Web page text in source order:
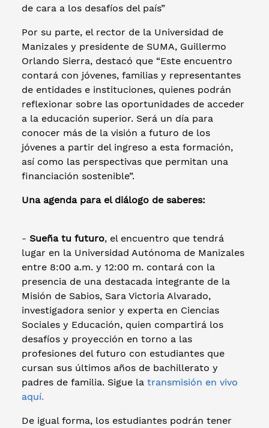
de cara a los desafíos del país”
Por su parte, el rector de la Universidad de
Manizales y presidente de SUMA, Guillermo
Orlando Sierra, destacó que “Este encuentro
contará con jóvenes, familias y representantes
de entidades e instituciones, quienes podrán
reflexionar sobre las oportunidades de acceder
a la educación superior. Será un día para
conocer más de la visión a futuro de los
jóvenes a partir del ingreso a esta formación,
así como las perspectivas que permitan una
financiación sostenible”.
Una agenda para el diálogo de saberes:
- Sueña tu futuro, el encuentro que tendrá
lugar en la Universidad Autónoma de Manizales
entre 8:00 a.m. y 12:00 m. contará con la
presencia de una destacada integrante de la
Misión de Sabios, Sara Victoria Alvarado,
investigadora senior y experta en Ciencias
Sociales y Educación, quien compartirá los
desafíos y proyección en torno a las
profesiones del futuro con estudiantes que
cursan sus últimos años de bachillerato y
padres de familia. Sigue la transmisión en vivo
aquí.
De igual forma, los estudiantes podrán tener